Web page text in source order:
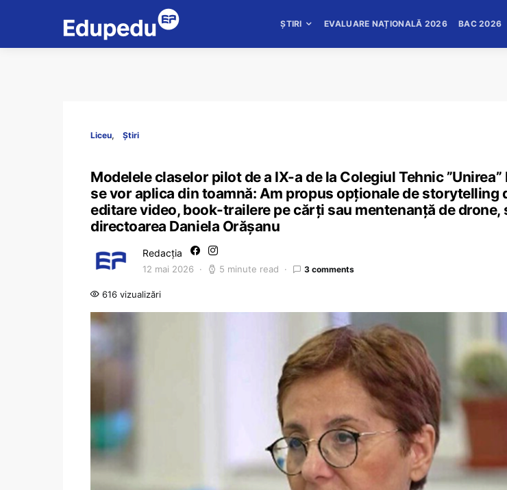
ȘTIRI EVALUARE NAȚIONALĂ 2026 BAC 2026
Liceu Știri
Modelele claselor pilot de a IX-a de la Colegiul Tehnic ”Unirea”
se vor aplica din toamnă: Am propus opționale de storytelling
editare video, book-trailere pe cărți sau mentenanță de drone,
directoarea Daniela Orășanu
Redacția
12 mai 2026 5 minute read 3 comments
616 vizualizări